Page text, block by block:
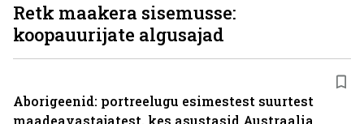
Retk maakera sisemusse:
koopauurijate algusajad
Aborigeenid: portreelugu esimestest suurtest
maadeavastajatest, kes asustasid Austraalia